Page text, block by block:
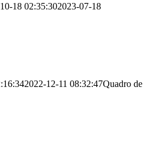
18 02:35:302023-07-18
2022-12-11 08:32:47Quadro de